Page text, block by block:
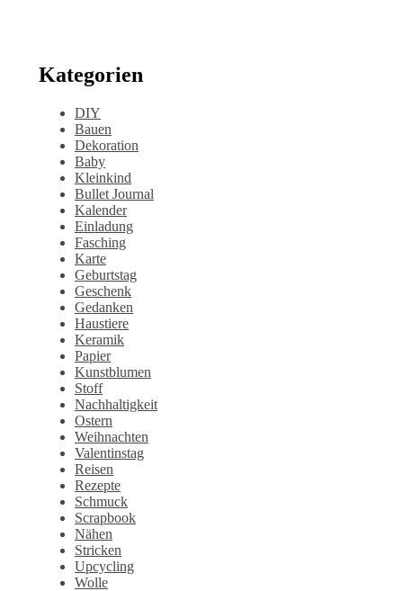
Kategorien
DIY
Bauen
Dekoration
Baby
Kleinkind
Bullet Journal
Kalender
Einladung
Fasching
Karte
Geburtstag
Geschenk
Gedanken
Haustiere
Keramik
Papier
Kunstblumen
Stoff
Nachhaltigkeit
Ostern
Weihnachten
Valentinstag
Reisen
Rezepte
Schmuck
Scrapbook
Nähen
Stricken
Upcycling
Wolle